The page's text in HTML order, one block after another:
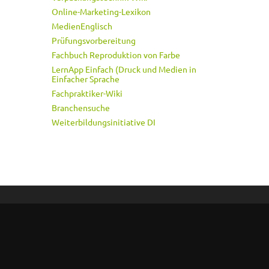
Online-Marketing-Lexikon
MedienEnglisch
Prüfungsvorbereitung
Fachbuch Reproduktion von Farbe
LernApp Einfach (Druck und Medien in
Einfacher Sprache
Fachpraktiker-Wiki
Branchensuche
Weiterbildungsinitiative DI